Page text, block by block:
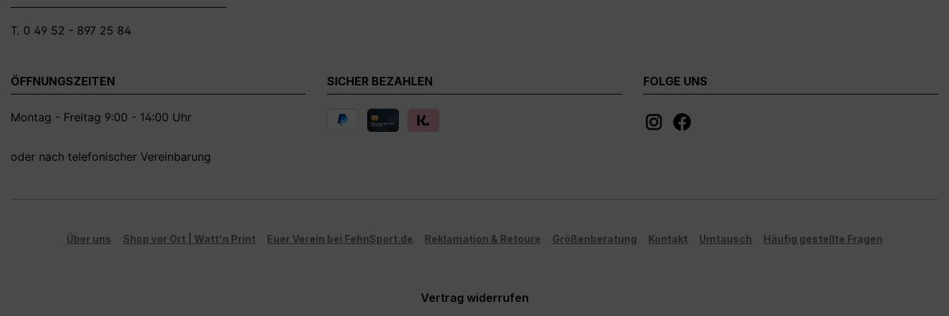
dargestellten Artikelbild möglich!**
T. 0 49 52 - 897 25 84
ÖFFNUNGSZEITEN
Montag - Freitag 9:00 - 14:00 Uhr
oder nach telefonischer Vereinbarung
SICHER BEZAHLEN FOLGE UNS
Über uns Shop vor Ort | Watt'n Print Euer Verein bei FehnSport.de Reklamation & Retoure Größenberatung Kontakt Umtausch Häufig gestellte Fragen
Vertrag widerrufen